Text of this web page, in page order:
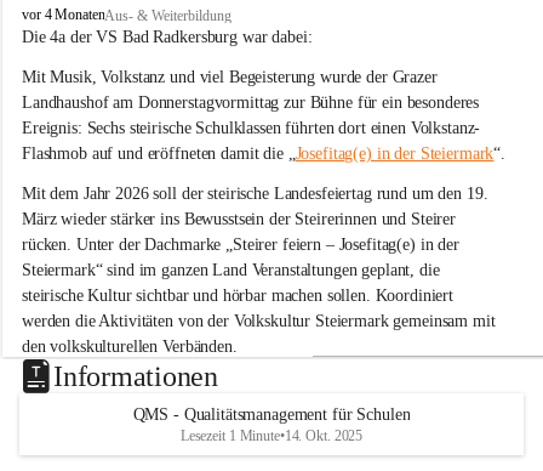
V
o
k
s
s
c
u
l
e
B
a
d
R
a
d
k
s
vor 4 MonatenAus- & Weiterbildung
Die 4a der VS Bad Radkersburg war dabei:
Mit Musik, Volkstanz und viel Begeisterung wurde der Grazer
Landhaushof am Donnerstagvormittag zur Bühne für ein besonderes
Ereignis: Sechs steirische Schulklassen führten dort einen Volkstanz-
Flashmob auf und eröffneten damit die „Josefitag(e) in der Steiermark“.
Mit dem Jahr 2026 soll der steirische Landesfeiertag rund um den 19.
März wieder stärker ins Bewusstsein der Steirerinnen und Steirer
rücken. Unter der Dachmarke „Steirer feiern – Josefitag(e) in der
Steiermark“ sind im ganzen Land Veranstaltungen geplant, die
steirische Kultur sichtbar und hörbar machen sollen. Koordiniert
werden die Aktivitäten von der Volkskultur Steiermark gemeinsam mit
den volkskulturellen Verbänden.
Tanz zu „Böll böll Kernöl“
Im Rahmen dieser Initiative studierten sechs Schulklassen aus der
Steiermark bereits im Unterricht eine einfache Volkstanz-Choreografie
Informationen
QMS - Qualitätsmanagement für Schulen
Lesezeit 1 Minute•14. Okt. 2025